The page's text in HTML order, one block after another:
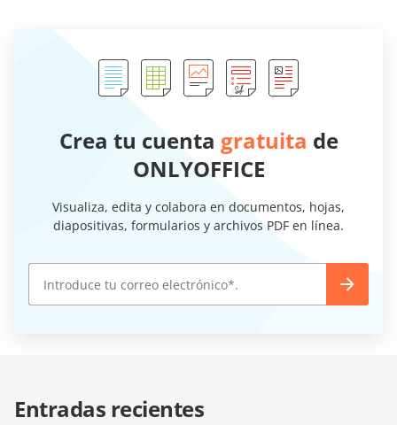
Crea tu cuenta gratuita de
ONLYOFFICE
Visualiza, edita y colabora en documentos, hojas,
diapositivas, formularios y archivos PDF en línea.
Entradas recientes